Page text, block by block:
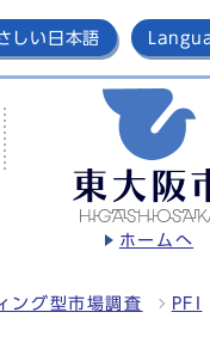
しい日本語
ホームへ
ング型市場調査 PFI